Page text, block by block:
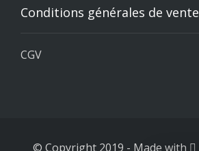
Conditions générales de vente
CGV
© Copyright 2019 - Made with